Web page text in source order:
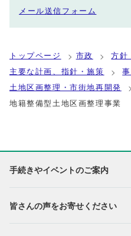
メール送信フォーム
トップページ 市政
方針
主要な計画、指針・施策
土地区画整理・市街地再開発
地籍整備型土地区画整理事業
手続きやイベントのご案内
皆さんの声をお寄せください